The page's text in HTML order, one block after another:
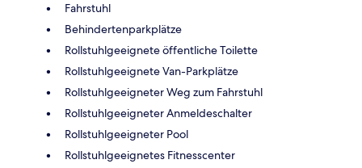
Fahrstuhl
Behindertenparkplätze
Rollstuhlgeeignete öffentliche Toilette
Rollstuhlgeeignete Van-Parkplätze
Rollstuhlgeeigneter Weg zum Fahrstuhl
Rollstuhlgeeigneter Anmeldeschalter
Rollstuhlgeeigneter Pool
Rollstuhlgeeignetes Fitnesscenter